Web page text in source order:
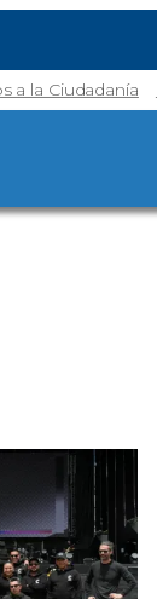
a la Ciudadanía